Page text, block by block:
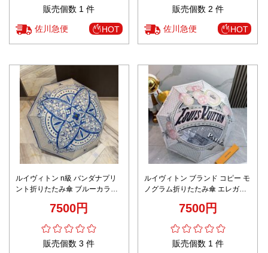
販売個数 1 件
佐川急便 HOT
販売個数 2 件
佐川急便 HOT
ルイヴィトン n級 バンダナプリ
ント折りたたみ傘 ブルーカラー
7500円
販売個数 3 件
ルイヴィトン ブランド コピー モ
ノグラム折りたたみ傘 エレガン
7500円
販売個数 1 件